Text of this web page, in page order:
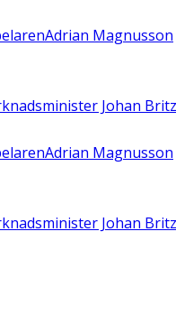
Adrian Magnusson
Johan Britz
Adrian Magnusson
Johan Britz